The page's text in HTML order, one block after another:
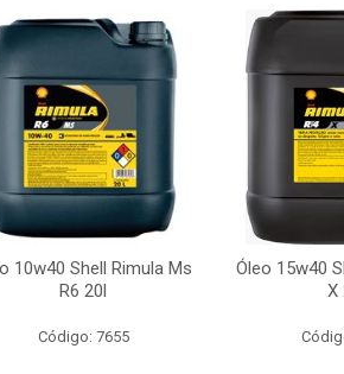
10w40 Shell Rimula Ms
R6 20l
Código: 7655
Óleo 15w40
X